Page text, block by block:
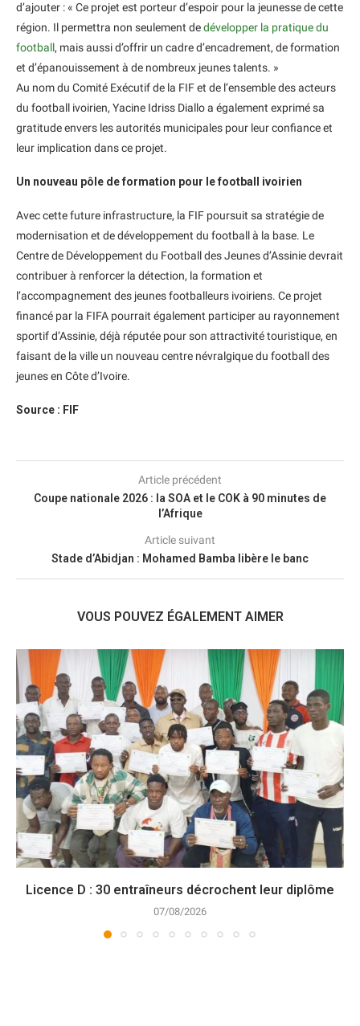
d’ajouter : « Ce projet est porteur d’espoir pour la jeunesse de cette
région. Il permettra non seulement dedévelopper la pratique du
football, mais aussi d’offrir un cadre d’encadrement, de formation
et d’épanouissement à de nombreux jeunes talents. »
Au nom du Comité Exécutif de la FIF et de l’ensemble des acteurs
du football ivoirien, Yacine Idriss Diallo a également exprimé sa
gratitude envers les autorités municipales pour leur confiance et
leur implication dans ce projet.
Un nouveau pôle de formation pour le football ivoirien
Avec cette future infrastructure, la FIF poursuit sa stratégie de
modernisation et de développement du football à la base. Le
Centre de Développement du Football des Jeunes d’Assinie devrait
contribuer à renforcer la détection, la formation et
l’accompagnement des jeunes footballeurs ivoiriens. Ce projet
financé par la FIFA pourrait également participer au rayonnement
sportif d’Assinie, déjà réputée pour son attractivité touristique, en
faisant de la ville un nouveau centre névralgique du football des
jeunes en Côte d’Ivoire.
Source : FIF
Article précédent
Coupe nationale 2026 : la SOA et le COK à 90 minutes de
l’Afrique
Article suivant
Stade d’Abidjan : Mohamed Bamba libère le banc
VOUS POUVEZ ÉGALEMENT AIMER
Licence D : 30 entraîneurs décrochent leur diplôme
07/08/2026